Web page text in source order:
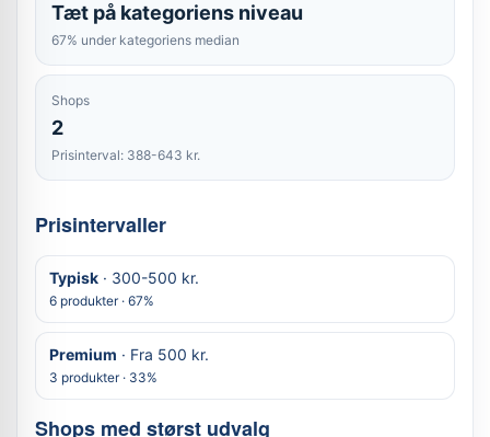
Tæt på kategoriens niveau
67% under kategoriens median
Shops
2
Prisinterval: 388-643 kr.
Prisintervaller
Typisk · 300-500 kr.
6 produkter · 67%
Premium · Fra 500 kr.
3 produkter · 33%
Shops med størst udvalg